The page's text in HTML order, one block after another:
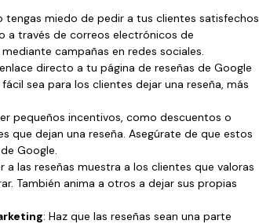
tengas miedo de pedir a tus clientes satisfechos
a través de correos electrónicos de
campañas en redes sociales.
directo a tu página de reseñas de Google
sea para los clientes dejar una reseña, más
pequeños incentivos, como descuentos o
que dejan una reseña. Asegúrate de que estos
Google.
a las reseñas muestra a los clientes que valoras
También anima a otros a dejar sus propias
: Haz que las reseñas sean una parte